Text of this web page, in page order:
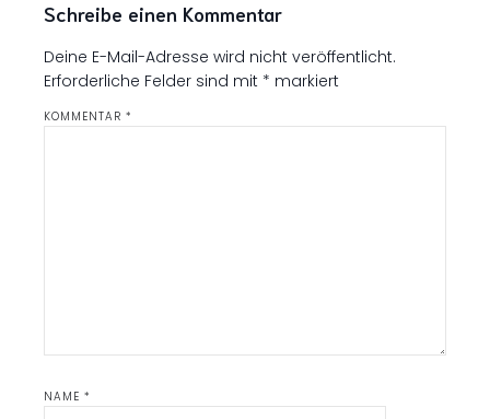
Schreibe einen Kommentar
Deine E-Mail-Adresse wird nicht veröffentlicht.
Erforderliche Felder sind mit * markiert
KOMMENTAR *
NAME *